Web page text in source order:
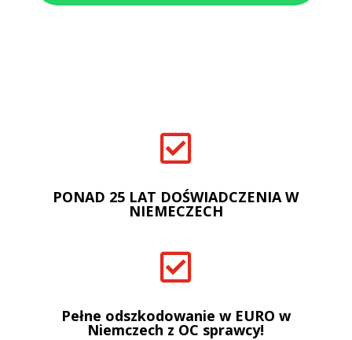

PONAD 25 LAT DOŚWIADCZENIA W
NIEMECZECH

Pełne odszkodowanie w EURO w
Niemczech z OC sprawcy!